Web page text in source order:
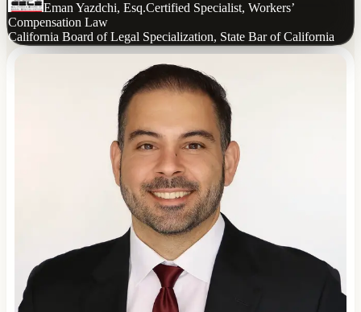
Eman Yazdchi, Esq.Certified Specialist, Workers’
Compensation Law
California Board of Legal Specialization, State Bar of California